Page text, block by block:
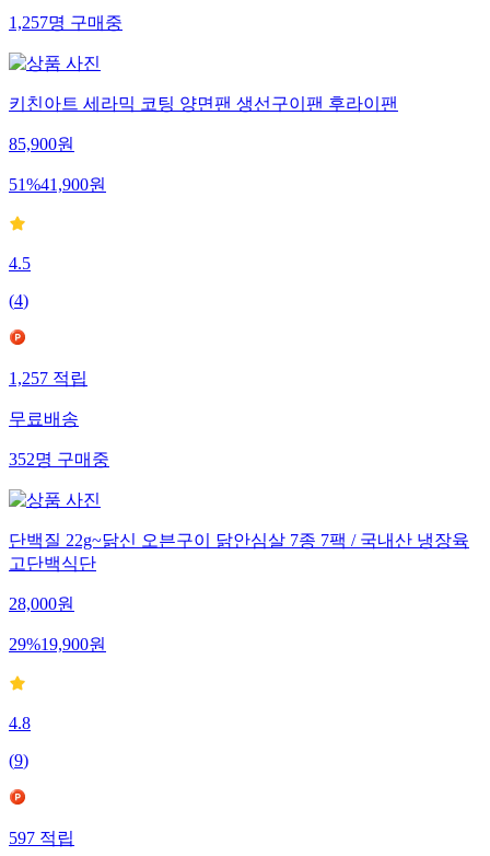
1,257명구매중
키친아트 세라믹 코팅 양면팬 생선구이팬 후라이팬
85,900원
51%41,900원
4.5
(4)
1,257적립
무료배송
352명구매중
단백질 22g~닭신 오븐구이 닭안심살 7종 7팩 / 국내산 냉장육
고단백식단
28,000원
29%19,900원
4.8
(9)
597적립